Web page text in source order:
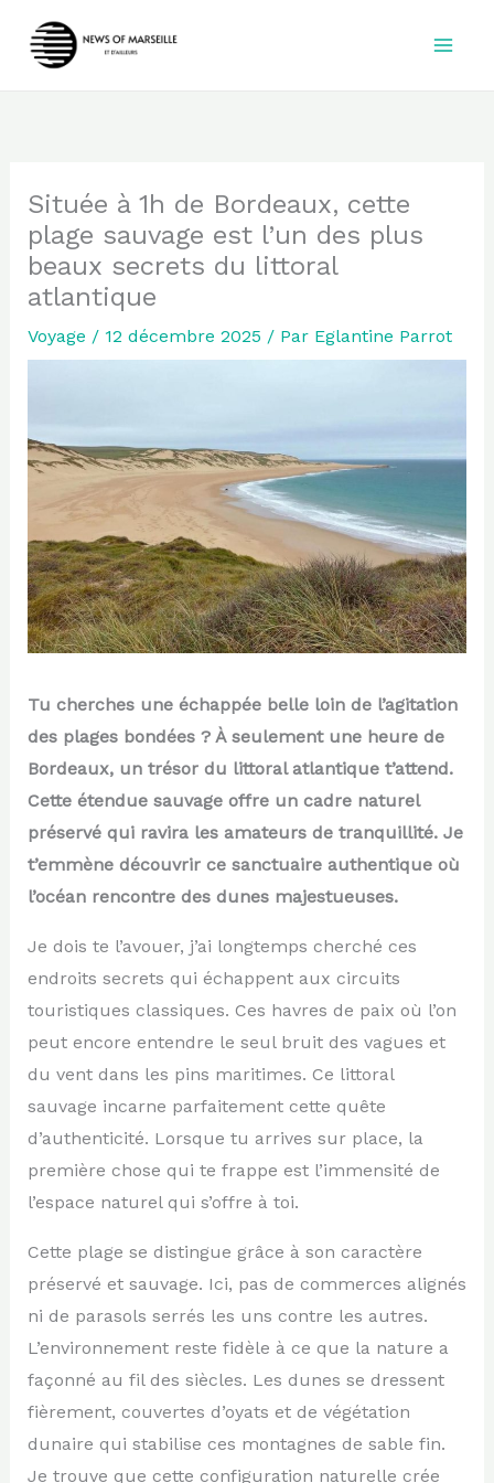
Située à 1h de Bordeaux, cette
plage sauvage est l’un des plus
beaux secrets du littoral
atlantique
Voyage / 12 décembre 2025 / Par Eglantine Parrot
Tu cherches une échappée belle loin de l’agitation
des plages bondées ? À seulement une heure de
Bordeaux, un trésor du littoral atlantique t’attend.
Cette étendue sauvage offre un cadre naturel
préservé qui ravira les amateurs de tranquillité. Je
t’emmène découvrir ce sanctuaire authentique où
l’océan rencontre des dunes majestueuses.
Je dois te l’avouer, j’ai longtemps cherché ces
endroits secrets qui échappent aux circuits
touristiques classiques. Ces havres de paix où l’on
peut encore entendre le seul bruit des vagues et
du vent dans les pins maritimes. Ce littoral
sauvage incarne parfaitement cette quête
d’authenticité. Lorsque tu arrives sur place, la
première chose qui te frappe est l’immensité de
l’espace naturel qui s’offre à toi.
Cette plage se distingue grâce à son caractère
préservé et sauvage. Ici, pas de commerces alignés
ni de parasols serrés les uns contre les autres.
L’environnement reste fidèle à ce que la nature a
façonné au fil des siècles. Les dunes se dressent
fièrement, couvertes d’oyats et de végétation
dunaire qui stabilise ces montagnes de sable fin.
Je trouve que cette configuration naturelle crée